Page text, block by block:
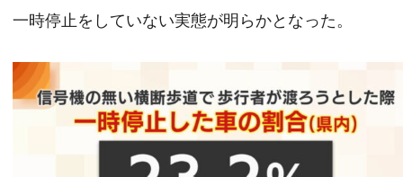
一時停止をしていない実態が明らかとなった。